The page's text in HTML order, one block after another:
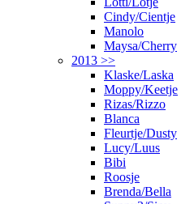
Cindy/Cientje
Manolo
Maysa/Cherry
2013 >>
Klaske/Laska
Moppy/Keetje
Rizas/Rizzo
Blanca
Fleurtje/Dusty
Lucy/Luus
Bibi
Roosje
Brenda/Bella